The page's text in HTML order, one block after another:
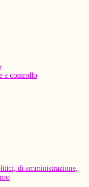
a controllo
di amministrazione,